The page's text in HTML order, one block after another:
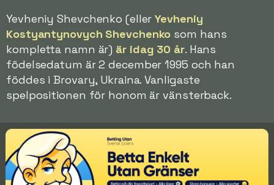
Yevheniy Shevchenko (ellerYevheniy
Kostyantynovych Shevchenko som hans
kompletta namn är) är idag 30 år. Hans
födelsedatum är 2 december 1995 och han
föddes i Brovary, Ukraina. Vanligaste
spelpositionen för honom är vänsterback.